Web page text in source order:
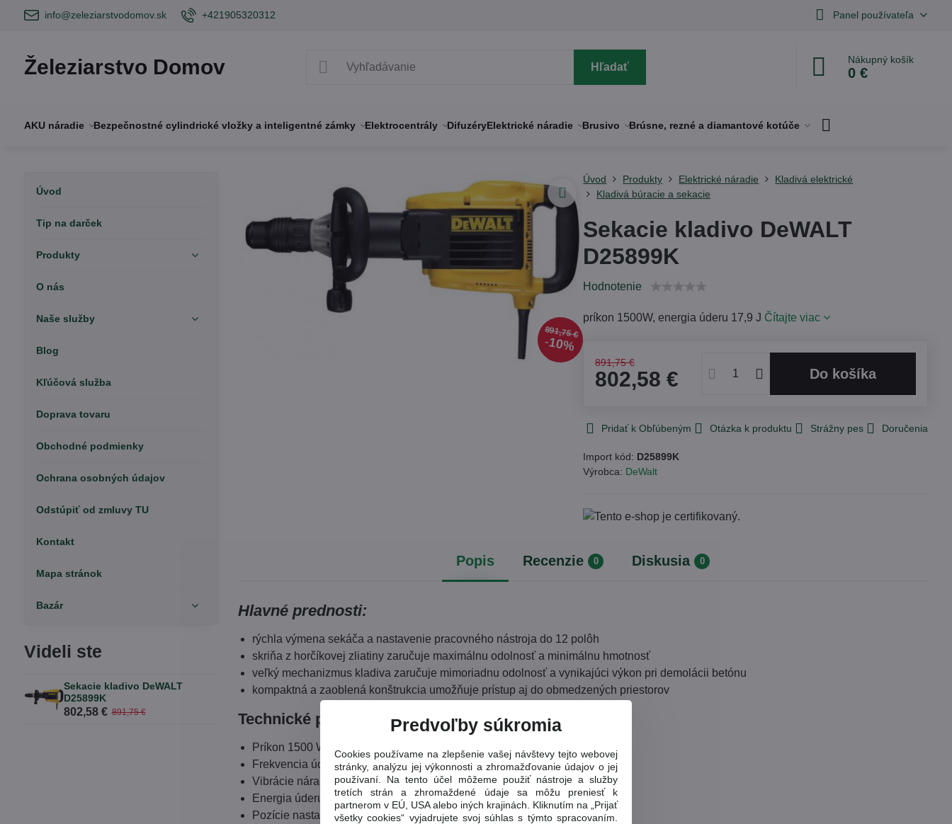
info@zeleziarstvodomov.sk +421905320312 Panel používateľa
Železiarstvo Domov Hľadať
Nákupný košík
0 €
AKU náradie Bezpečnostné cylindrické vložky a inteligentné zámky Elektrocentrály DifuzéryElektrické náradie Brusivo Brúsne, rezné a diamantové kotúče
891,75 €
10%
Úvod Produkty Elektrické náradie
Kladivá elektrické
Kladivá búracie a sekacie
Sekacie kladivo DeWALT
D25899K
Hodnotenie
príkon 1500W, energia úderu 17,9 J Čítajte viac
891,75 €
802,58 € Do košíka
Pridať k Obľúbeným Otázka k produktu Strážny pes Doručenia
Import kód: D25899K
Výrobca: DeWalt
Popis Recenzie 0 Diskusia 0
Hlavné prednosti:
rýchla výmena sekáča a nastavenie pracovného nástroja do 12 polôh
skriňa z horčíkovej zliatiny zaručuje maximálnu odolnosť a minimálnu hmotnosť
veľký mechanizmus kladiva zaručuje mimoriadnu odolnosť a vynikajúci výkon pri demolácii betónu
kompaktná a zaoblená konštrukcia umožňuje prístup aj do obmedzených priestorov
Technické parametre:
Príkon 1500 W
Frekvencia úderov 2040 min-1
Vibrácie náradia 11,7 m/s2
Energia úderu 17,9 J
Pozície nastavenia sekáča - 12
Úvod
Tip na darček
Produkty
O nás
Naše služby
Blog
Kľúčová služba
Doprava tovaru
Obchodné podmienky
Ochrana osobných údajov
Odstúpiť od zmluvy TU
Kontakt
Mapa stránok
Bazár
Videli ste
Sekacie kladivo DeWALT
D25899K
802,58 € 891,75 €
Predvoľby súkromia
Cookies používame na zlepšenie vašej návštevy tejto webovej
stránky, analýzu jej výkonnosti a zhromažďovanie údajov o jej
používaní. Na tento účel môžeme použiť nástroje a služby
tretích strán a zhromaždené údaje sa môžu preniesť k
partnerom v EÚ, USA alebo iných krajinách. Kliknutím na „Prijať
všetky cookies“ vyjadrujete svoj súhlas s týmto spracovaním.